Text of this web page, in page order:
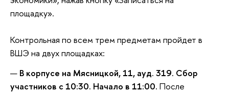
площадку».
Контрольная по всем трем предметам пройдет в
ВШЭ на двух площадках:
В корпусе на Мясницкой, 11, ауд. 319. Сбор
участников с 10:30. Начало в 11:00. После